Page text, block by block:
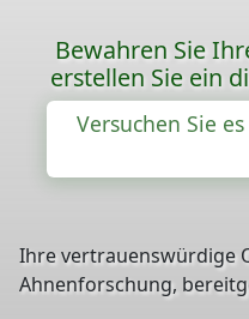
Bewahren Sie
erstellen Sie ein
Versuchen Sie
Ihre vertrauenswürdige
Ahnenforschung,